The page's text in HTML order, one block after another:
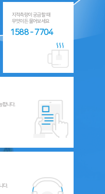
지적측량이 궁금할 때
무엇이든 물어보세요
1588 - 7704
합니다.
다.